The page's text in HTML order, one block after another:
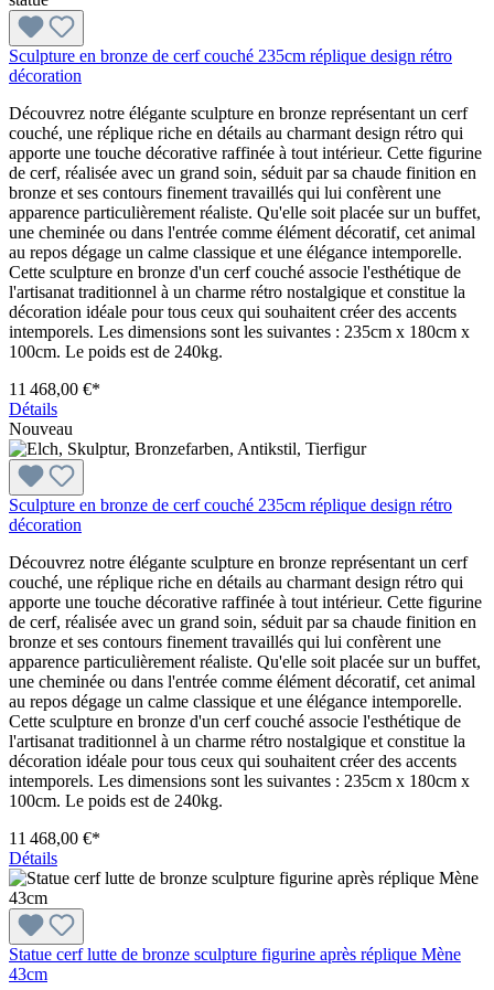
Sculpture en bronze de cerf couché 235cm réplique design rétro
décoration
Découvrez notre élégante sculpture en bronze représentant un cerf
couché, une réplique riche en détails au charmant design rétro qui
apporte une touche décorative raffinée à tout intérieur. Cette figurine
de cerf, réalisée avec un grand soin, séduit par sa chaude finition en
bronze et ses contours finement travaillés qui lui confèrent une
apparence particulièrement réaliste. Qu'elle soit placée sur un buffet,
une cheminée ou dans l'entrée comme élément décoratif, cet animal
au repos dégage un calme classique et une élégance intemporelle.
Cette sculpture en bronze d'un cerf couché associe l'esthétique de
l'artisanat traditionnel à un charme rétro nostalgique et constitue la
décoration idéale pour tous ceux qui souhaitent créer des accents
intemporels. Les dimensions sont les suivantes : 235cm x 180cm x
100cm. Le poids est de 240kg.
11 468,00 €*
Détails
Nouveau
Sculpture en bronze de cerf couché 235cm réplique design rétro
décoration
Découvrez notre élégante sculpture en bronze représentant un cerf
couché, une réplique riche en détails au charmant design rétro qui
apporte une touche décorative raffinée à tout intérieur. Cette figurine
de cerf, réalisée avec un grand soin, séduit par sa chaude finition en
bronze et ses contours finement travaillés qui lui confèrent une
apparence particulièrement réaliste. Qu'elle soit placée sur un buffet,
une cheminée ou dans l'entrée comme élément décoratif, cet animal
au repos dégage un calme classique et une élégance intemporelle.
Cette sculpture en bronze d'un cerf couché associe l'esthétique de
l'artisanat traditionnel à un charme rétro nostalgique et constitue la
décoration idéale pour tous ceux qui souhaitent créer des accents
intemporels. Les dimensions sont les suivantes : 235cm x 180cm x
100cm. Le poids est de 240kg.
11 468,00 €*
Détails
Statue cerf lutte de bronze sculpture figurine après réplique Mène
43cm